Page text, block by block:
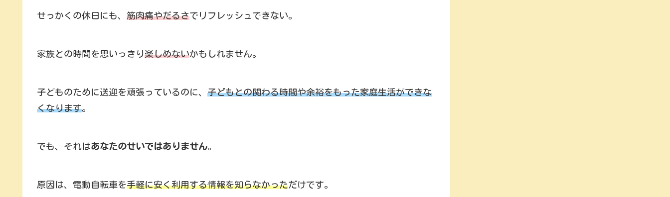
せっかくの休日にも、 筋肉痛やだるさでリフレッシュできない。
家族との時間を思いっきり楽しめないかもしれません。
子どものために送迎を頑張っているのに、 子どもとの関わる時間や余裕をもった家庭生活ができな
くなります。
でも、それはあなたのせいではありません。
原因は、電動自転車を手軽に安く利用する情報を知らなかっただけです。